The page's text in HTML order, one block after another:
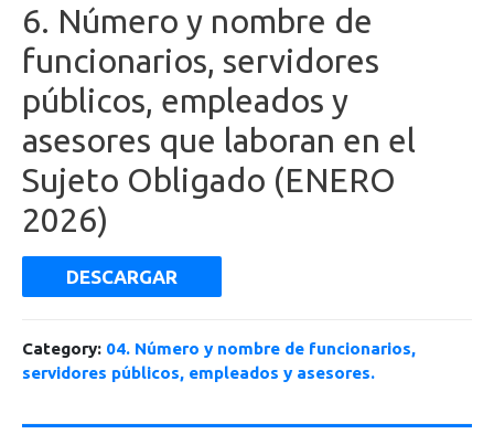
6. Número y nombre de
funcionarios, servidores
públicos, empleados y
asesores que laboran en el
Sujeto Obligado (ENERO
2026)
DESCARGAR
Category: 04. Número y nombre de funcionarios,
servidores públicos, empleados y asesores.